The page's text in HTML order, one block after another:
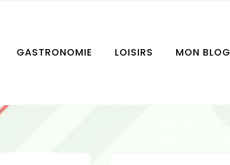
GASTRONOMIE LOISIRS MON BLOG